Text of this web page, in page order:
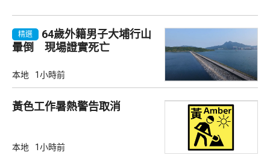
精選
64歲外籍男子大埔行山
暈倒 現場證實死亡
本地 1小時前
黃色工作暑熱警告取消
本地 1小時前